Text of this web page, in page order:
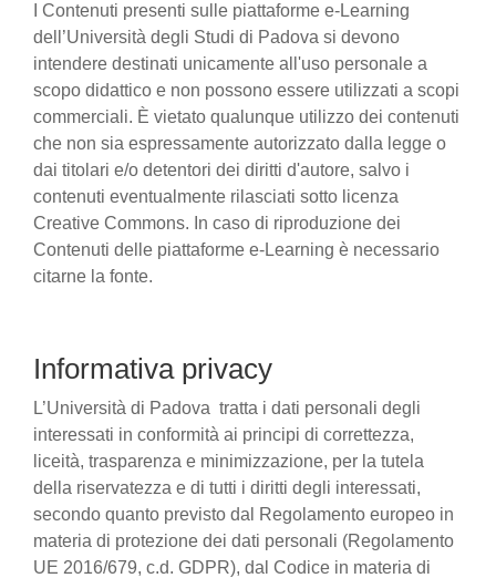
I Contenuti presenti sulle piattaforme e-Learning
dell’Università degli Studi di Padova si devono
intendere destinati unicamente all'uso personale a
scopo didattico e non possono essere utilizzati a scopi
commerciali. È vietato qualunque utilizzo dei contenuti
che non sia espressamente autorizzato dalla legge o
dai titolari e/o detentori dei diritti d'autore, salvo i
contenuti eventualmente rilasciati sotto licenza
Creative Commons. In caso di riproduzione dei
Contenuti delle piattaforme e-Learning è necessario
citarne la fonte.
Informativa privacy
L’Università di Padova tratta i dati personali degli
interessati in conformità ai principi di correttezza,
liceità, trasparenza e minimizzazione, per la tutela
della riservatezza e di tutti i diritti degli interessati,
secondo quanto previsto dal Regolamento europeo in
materia di protezione dei dati personali (Regolamento
UE 2016/679, c.d. GDPR), dal Codice in materia di